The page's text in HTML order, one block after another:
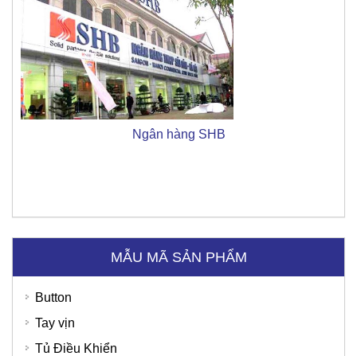
Ngân hàng SHB
MẪU MÃ SẢN PHẨM
Button
Tay vịn
Tủ Điều Khiển